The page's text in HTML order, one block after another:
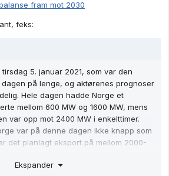
fram mot 2030
feks:
5. januar 2021, som var den
på lenge, og aktørenes prognoser
Hele dagen hadde Norge et
mellom 600 MW og 1600 MW, mens
var opp mot 2400 MW i enkelttimer.
var på denne dagen ikke knapp som
det planlagt eksport på mellom 2000-
rår over er det vi har som reserver.
Ekspander